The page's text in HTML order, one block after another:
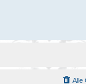
Alle